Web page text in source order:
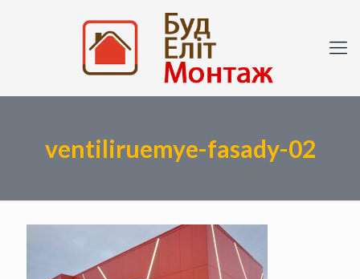
ventiliruemye-fasady-02